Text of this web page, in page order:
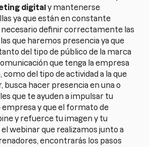
digitaly mantenerse
ya que están en constante
necesario definir correctamente las
que haremos presencia ya que
del tipo de público de la marca
que tenga la empresa
del tipo de actividad a la que
busca hacer presencia en una o
que te ayuden a impulsar tu
y que el formato de
y refuerce tu imagen y tu
webinar que realizamos junto a
encontrarás los pasos